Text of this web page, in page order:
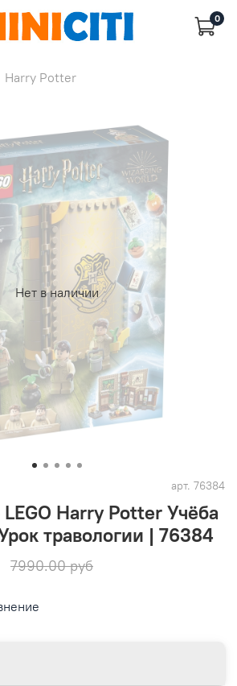
0
Harry Potter
Нет в наличии
арт. 76384
LEGO Harry Potter Учёба
травологии | 76384
7990.00 руб